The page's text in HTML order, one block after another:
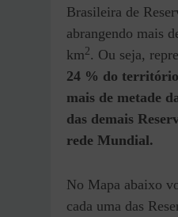
Brasileira de
abrangendo mais
km2. Ou seja,
24 % do
mais de metade
das demais
rede Mundial.
No Mapa abaixo
cada uma das